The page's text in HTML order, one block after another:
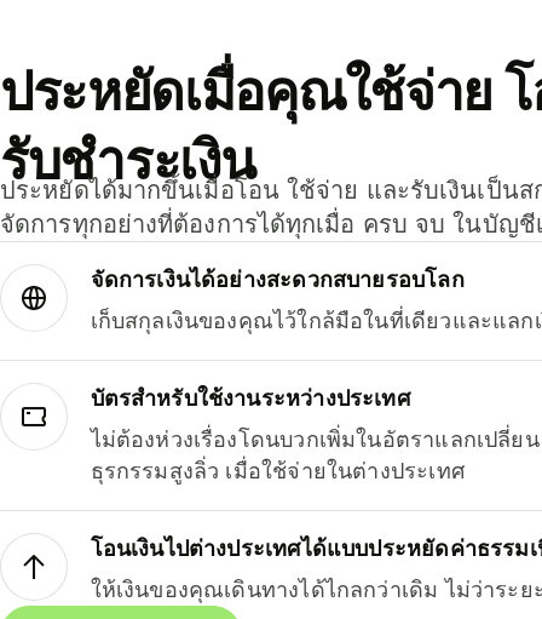
ประหยัดเมื่อคุณใช้จ่าย โ
รับชำระเงิน
ประหยัดได้มากขึ้นเมื่อโอน ใช้จ่าย และรับเงินเป็น
จัดการทุกอย่างที่ต้องการได้ทุกเมื่อ ครบ จบ ในบัญชี
จัดการเงินได้อย่างสะดวกสบายรอบโลก
เก็บสกุลเงินของคุณไว้ใกล้มือในที่เดียวและแลก
บัตรสำหรับใช้งานระหว่างประเทศ
ไม่ต้องห่วงเรื่องโดนบวกเพิ่มในอัตราแลกเปลี่ย
ธุรกรรมสูงลิ่ว เมื่อใช้จ่ายในต่างประเทศ
โอนเงินไปต่างประเทศได้แบบประหยัดค่าธรรม
ให้เงินของคุณเดินทางได้ไกลกว่าเดิม ไม่ว่าระย